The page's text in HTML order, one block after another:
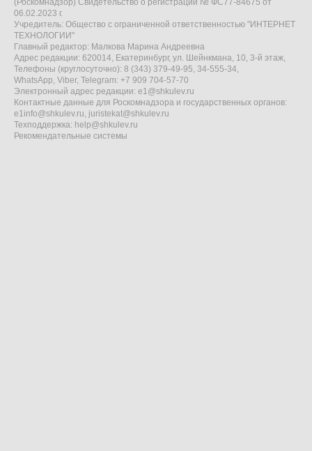
(Роскомнадзор) Свидетельство о регистрации № ФС77-84675 от
06.02.2023 г.
Учредитель: Общество с ограниченной ответственностью "ИНТЕРНЕТ
ТЕХНОЛОГИИ"
Главный редактор: Малкова Марина Андреевна
Адрес редакции: 620014, Екатеринбург, ул. Шейнкмана, 10, 3-й этаж,
Телефоны (круглосуточно): 8 (343) 379-49-95, 34-555-34,
WhatsApp, Viber, Telegram: +7 909 704-57-70
Электронный адрес редакции: e1@shkulev.ru
Контактные данные для Роскомнадзора и государственных органов:
e1info@shkulev.ru, juristekat@shkulev.ru
Техподдержка: help@shkulev.ru
Рекомендательные системы